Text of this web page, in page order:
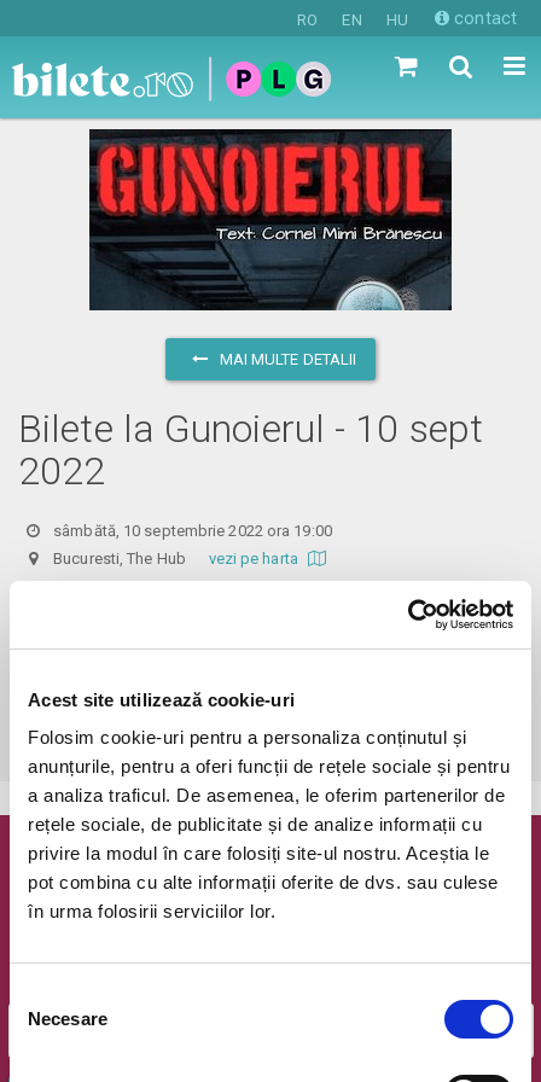
Acest site utilizează cookie-uri
Folosim cookie-uri pentru a personaliza conținutul și
anunțurile, pentru a oferi funcții de rețele sociale și pentru
a analiza traficul. De asemenea, le oferim partenerilor de
rețele sociale, de publicitate și de analize informații cu
privire la modul în care folosiți site-ul nostru. Aceștia le
pot combina cu alte informații oferite de dvs. sau culese
în urma folosirii serviciilor lor.
consimțământului
Necesare
RO EN HU contact
MAI MULTE DETALII
Bilete la Gunoierul - 10 sept
2022
sâmbătă, 10 septembrie 2022 ora 19:00
Bucuresti, The Hub vezi pe harta
În funcție de ora de începere, accesul în sală se poate face cu o
oră / cu 40 minute mai devreme, fiind permis cu până la 10 minute
Informații suplimentare, la nr. de telefon 0773 825 249.
Newsletter @ Bilete.ro